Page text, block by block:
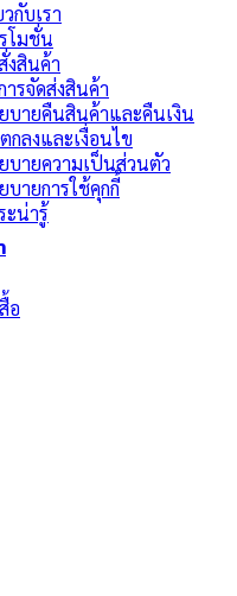
วกับเรา
โมชั่น
งสินค้า
ารจัดส่งสินค้า
บายคืนสินค้าและคืนเงิน
กลงและเงื่อนไข
บายความเป็นส่วนตัว
บายการใช้คุกกี้
ะน่ารู้
อ